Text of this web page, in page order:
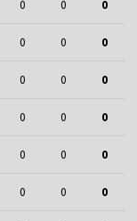
0 0 0
0 0 0
0 0 0
0 0 0
0 0 0
0 0 0